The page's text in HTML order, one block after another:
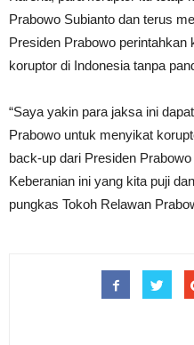
Prabowo Subianto dan terus
Presiden Prabowo
koruptor di Indonesia tanpa
“Saya yakin para jaksa ini
Prabowo untuk menyikat
back-up dari Presiden
Keberanian ini yang kita puji
pungkas Tokoh Relawan